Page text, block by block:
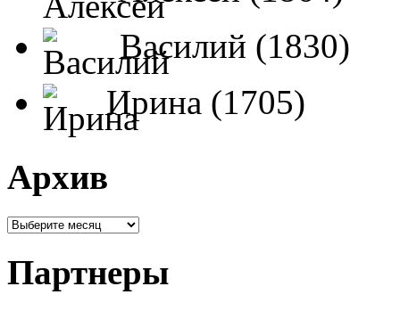
Василий (1830)
Ирина (1705)
Архив
Партнеры